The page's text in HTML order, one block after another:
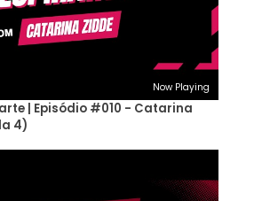
Now Playing
| Episódio #010 - Catarina
4)